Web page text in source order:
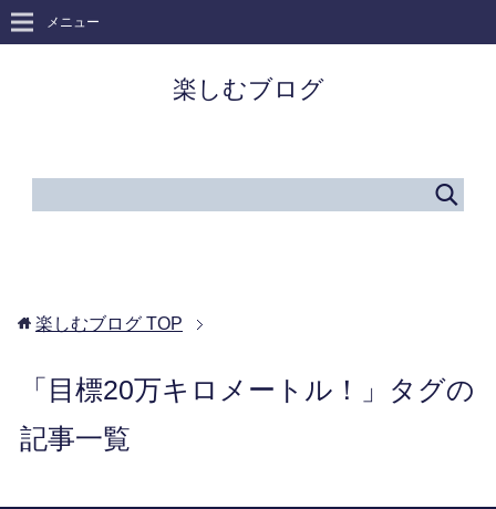
楽しむブログ
メニュー
楽しむブログ TOP
「目標20万キロメートル！」タグの
記事一覧